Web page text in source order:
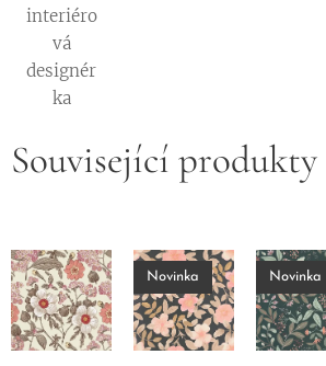
interiéro
vá
designér
ka
Související produkty
Novinka Novinka